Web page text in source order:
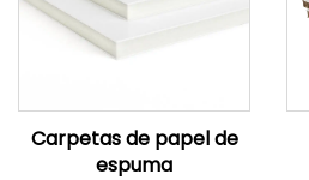
Carpetas de papel de
espuma